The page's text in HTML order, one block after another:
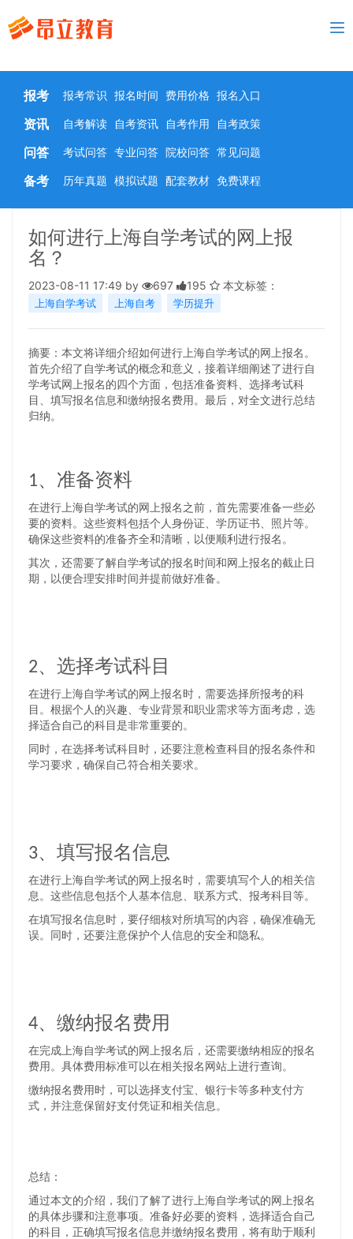
报考 报考常识 报名时间 费用价格 报名入口
资讯 自考解读 自考资讯 自考作用 自考政策
问答 考试问答 专业问答 院校问答 常见问题
备考 历年真题 模拟试题 配套教材 免费课程
如何进行上海自学考试的网上报
名？
2023-08-11 17:49 by 697 195 本文标签：
上海自学考试 上海自考 学历提升
摘要：本文将详细介绍如何进行上海自学考试的网上报名。
首先介绍了自学考试的概念和意义，接着详细阐述了进行自
学考试网上报名的四个方面，包括准备资料、选择考试科
目、填写报名信息和缴纳报名费用。最后，对全文进行总结
归纳。
1、准备资料
在进行上海自学考试的网上报名之前，首先需要准备一些必
要的资料。这些资料包括个人身份证、学历证书、照片等。
确保这些资料的准备齐全和清晰，以便顺利进行报名。
其次，还需要了解自学考试的报名时间和网上报名的截止日
期，以便合理安排时间并提前做好准备。
2、选择考试科目
在进行上海自学考试的网上报名时，需要选择所报考的科
目。根据个人的兴趣、专业背景和职业需求等方面考虑，选
择适合自己的科目是非常重要的。
同时，在选择考试科目时，还要注意检查科目的报名条件和
学习要求，确保自己符合相关要求。
3、填写报名信息
在进行上海自学考试的网上报名时，需要填写个人的相关信
息。这些信息包括个人基本信息、联系方式、报考科目等。
在填写报名信息时，要仔细核对所填写的内容，确保准确无
误。同时，还要注意保护个人信息的安全和隐私。
4、缴纳报名费用
在完成上海自学考试的网上报名后，还需要缴纳相应的报名
费用。具体费用标准可以在相关报名网站上进行查询。
缴纳报名费用时，可以选择支付宝、银行卡等多种支付方
式，并注意保留好支付凭证和相关信息。
总结：
通过本文的介绍，我们了解了进行上海自学考试的网上报名
的具体步骤和注意事项。准备好必要的资料，选择适合自己
的科目，正确填写报名信息并缴纳报名费用，将有助于顺利